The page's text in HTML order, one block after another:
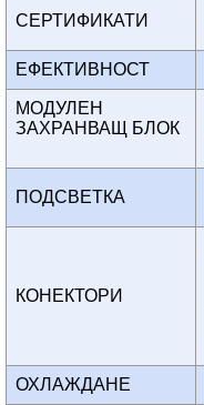
СЕРТИФИКАТИ
ЕФЕКТИВНОСТ
МОДУЛЕН
ЗАХРАНВАЩ БЛОК
ПОДСВЕТКА
КОНЕКТОРИ
ОХЛАЖДАНЕ